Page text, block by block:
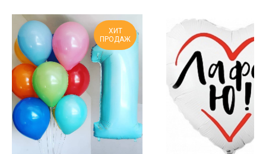
ХИТ
ПРОДАЖ